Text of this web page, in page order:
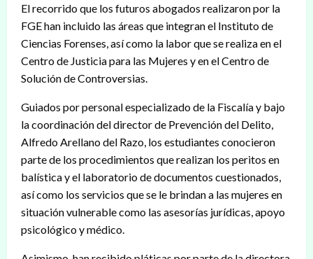
El recorrido que los futuros abogados realizaron por la
FGE han incluido las áreas que integran el Instituto de
Ciencias Forenses, así como la labor que se realiza en el
Centro de Justicia para las Mujeres y en el Centro de
Solución de Controversias.
Guiados por personal especializado de la Fiscalía y bajo
la coordinación del director de Prevención del Delito,
Alfredo Arellano del Razo, los estudiantes conocieron
parte de los procedimientos que realizan los peritos en
balística y el laboratorio de documentos cuestionados,
así como los servicios que se le brindan a las mujeres en
situación vulnerable como las asesorías jurídicas, apoyo
psicológico y médico.